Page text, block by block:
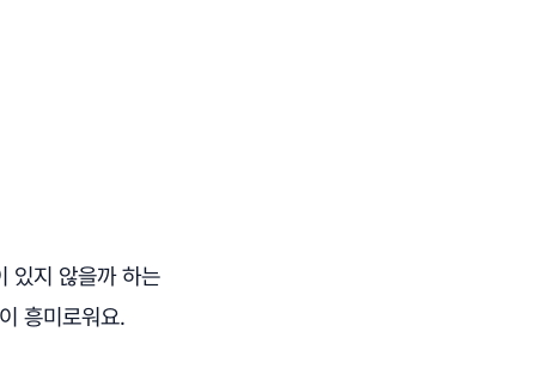
있지 않을까 하는
흥미로워요.